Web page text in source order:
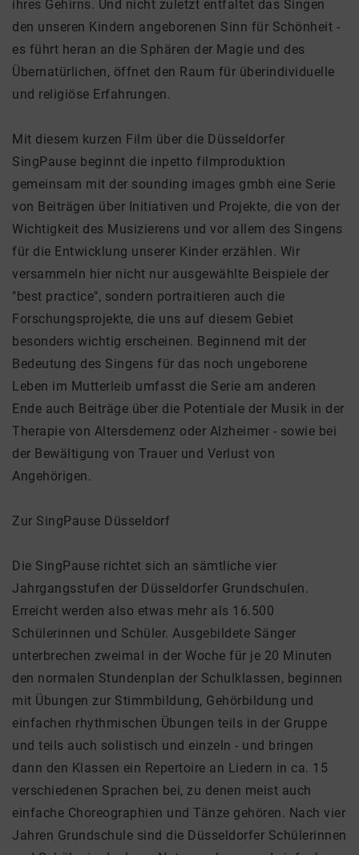
ihres Gehirns. Und nicht zuletzt entfaltet das Singen
den unseren Kindern angeborenen Sinn für Schönheit -
es führt heran an die Sphären der Magie und des
Übernatürlichen, öffnet den Raum für überindividuelle
und religiöse Erfahrungen.
Mit diesem kurzen Film über die Düsseldorfer
SingPause beginnt die inpetto filmproduktion
gemeinsam mit der sounding images gmbh eine Serie
von Beiträgen über Initiativen und Projekte, die von der
Wichtigkeit des Musizierens und vor allem des Singens
für die Entwicklung unserer Kinder erzählen. Wir
versammeln hier nicht nur ausgewählte Beispiele der
"best practice", sondern portraitieren auch die
Forschungsprojekte, die uns auf diesem Gebiet
besonders wichtig erscheinen. Beginnend mit der
Bedeutung des Singens für das noch ungeborene
Leben im Mutterleib umfasst die Serie am anderen
Ende auch Beiträge über die Potentiale der Musik in der
Therapie von Altersdemenz oder Alzheimer - sowie bei
der Bewältigung von Trauer und Verlust von
Angehörigen.
Zur SingPause Düsseldorf
Die SingPause richtet sich an sämtliche vier
Jahrgangsstufen der Düsseldorfer Grundschulen.
Erreicht werden also etwas mehr als 16.500
Schülerinnen und Schüler. Ausgebildete Sänger
unterbrechen zweimal in der Woche für je 20 Minuten
den normalen Stundenplan der Schulklassen, beginnen
mit Übungen zur Stimmbildung, Gehörbildung und
einfachen rhythmischen Übungen teils in der Gruppe
und teils auch solistisch und einzeln - und bringen
dann den Klassen ein Repertoire an Liedern in ca. 15
verschiedenen Sprachen bei, zu denen meist auch
einfache Choreographien und Tänze gehören. Nach vier
Jahren Grundschule sind die Düsseldorfer Schülerinnen